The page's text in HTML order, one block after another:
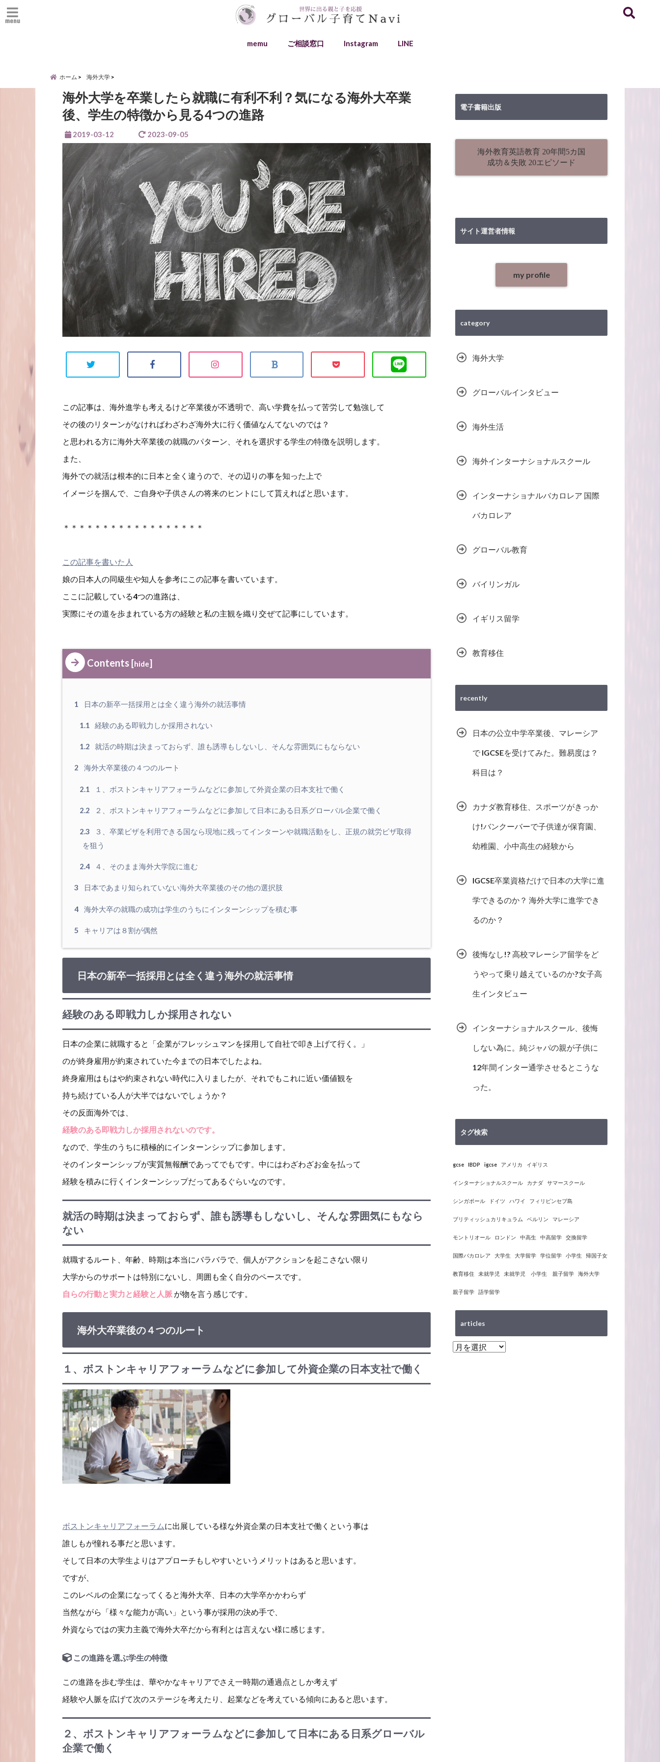
menu
memu ご相談窓口 Instagram LINE
ホーム 海外大学
海外大学を卒業したら就職に有利不利？気になる海外大卒業
後、学生の特徴から見る4つの進路
2019-03-12 2023-09-05
この記事は、海外進学も考えるけど卒業後が不透明で、高い学費を払って苦労して勉強して
その後のリターンがなければわざわざ海外大に行く価値なんてないのでは？
と思われる方に海外大卒業後の就職のパターン、それを選択する学生の特徴を説明します。
また、
海外での就活は根本的に日本と全く違うので、その辺りの事を知った上で
イメージを掴んで、ご自身や子供さんの将来のヒントにして貰えればと思います。
＊＊＊＊＊＊＊＊＊＊＊＊＊＊＊＊＊＊
この記事を書いた人
娘の日本人の同級生や知人を参考にこの記事を書いています。
ここに記載している4つの進路は、
実際にその道を歩まれている方の経験と私の主観を織り交ぜて記事にしています。
Contents [hide]
1 日本の新卒一括採用とは全く違う海外の就活事情
1.1 経験のある即戦力しか採用されない
1.2 就活の時期は決まっておらず、誰も誘導もしないし、そんな雰囲気にもならない
2 海外大卒業後の４つのルート
2.1 １、ボストンキャリアフォーラムなどに参加して外資企業の日本支社で働く
2.2 ２、ボストンキャリアフォーラムなどに参加して日本にある日系グローバル企業で働く
2.3
３、卒業ビザを利用できる国なら現地に残ってインターンや就職活動をし、正規の就労ビザ取得
を狙う
2.4 ４、そのまま海外大学院に進む
3 日本であまり知られていない海外大卒業後のその他の選択肢
4 海外大卒の就職の成功は学生のうちにインターンシップを積む事
5 キャリアは８割が偶然
日本の新卒一括採用とは全く違う海外の就活事情
経験のある即戦力しか採用されない
日本の企業に就職すると「企業がフレッシュマンを採用して自社で叩き上げて行く。」
のが終身雇用が約束されていた今までの日本でしたよね。
終身雇用はもはや約束されない時代に入りましたが、それでもこれに近い価値観を
持ち続けている人が大半ではないでしょうか？
その反面海外では、
経験のある即戦力しか採用されないのです。
なので、学生のうちに積極的にインターンシップに参加します。
そのインターンシップが実質無報酬であってでもです。中にはわざわざお金を払って
経験を積みに行くインターンシップだってあるぐらいなのです。
就活の時期は決まっておらず、誰も誘導もしないし、そんな雰囲気にもなら
ない
就職するルート、年齢、時期は本当にバラバラで、個人がアクションを起こさない限り
大学からのサポートは特別にないし、周囲も全く自分のペースです。
自らの行動と実力と経験と人脈 が物を言う感じです。
海外大卒業後の４つのルート
１、ボストンキャリアフォーラムなどに参加して外資企業の日本支社で働く
ボストンキャリアフォーラムに出展している様な外資企業の日本支社で働くという事は
誰しもが憧れる事だと思います。
そして日本の大学生よりはアプローチもしやすいというメリットはあると思います。
ですが、
このレベルの企業になってくると海外大卒、日本の大学卒かかわらず
当然ながら「様々な能力が高い」という事が採用の決め手で、
外資ならではの実力主義で海外大卒だから有利とは言えない様に感じます。
この進路を選ぶ学生の特徴
この進路を歩む学生は、華やかなキャリアでさえ一時期の通過点としか考えず
経験や人脈を広げて次のステージを考えたり、起業などを考えている傾向にあると思います。
２、ボストンキャリアフォーラムなどに参加して日本にある日系グローバル
企業で働く
電子書籍出版
海外教育英語教育 20年間5カ国
成功＆失敗 20エピソード
サイト運営者情報
my profile
category
海外大学
グローバルインタビュー
海外生活
海外インターナショナルスクール
インターナショナルバカロレア 国際
バカロレア
グローバル教育
バイリンガル
イギリス留学
教育移住
recently
日本の公立中学卒業後、マレーシア
で IGCSEを受けてみた。難易度は？
科目は？
カナダ教育移住、スポーツがきっか
け!バンクーバーで子供達が保育園、
幼稚園、小中高生の経験から
IGCSE卒業資格だけで日本の大学に進
学できるのか？ 海外大学に進学でき
るのか？
後悔なし!? 高校マレーシア留学をど
うやって乗り越えているのか?女子高
生インタビュー
インターナショナルスクール、後悔
しない為に。純ジャパの親が子供に
12年間インター通学させるとこうな
った。
タグ検索
gcse IBDP igcse アメリカ イギリス
インターナショナルスクール カナダ サマースクール
シンガポール ドイツ ハワイ フィリピンセブ島
ブリティッシュカリキュラム ベルリン マレーシア
モントリオール ロンドン 中高生 中高留学 交換留学
国際バカロレア 大学生 大学留学 学位留学 小学生 帰国子女
教育移住 未就学児 未就学児 小学生 親子留学 海外大学
親子留学 語学留学
articles
articles